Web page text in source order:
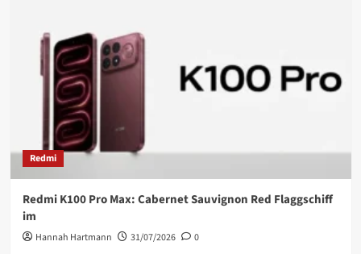
Redmi
Redmi K100 Pro Max: Cabernet Sauvignon Red Flaggschiff
im
Hannah Hartmann 31/07/2026 0